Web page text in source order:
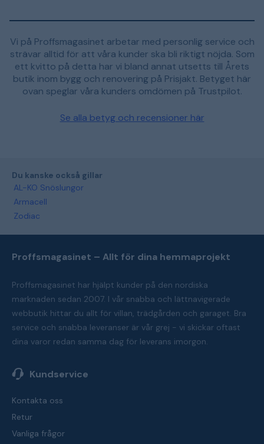
Vi på Proffsmagasinet arbetar med personlig service och
strävar alltid för att våra kunder ska bli riktigt nöjda. Som
ett kvitto på detta har vi bland annat utsetts till Årets
butik inom bygg och renovering på Prisjakt. Betyget här
ovan speglar våra kunders omdömen på Trustpilot.
Se alla betyg och recensioner här
Du kanske också gillar
AL-KO Snöslungor
Armacell
Zodiac
Proffsmagasinet – Allt för dina hemmaprojekt
Proffsmagasinet har hjälpt kunder på den nordiska
marknaden sedan 2007. I vår snabba och lättnavigerade
webbutik hittar du allt för villan, trädgården och garaget. Bra
service och snabba leveranser är vår grej - vi skickar oftast
dina varor redan samma dag för leverans imorgon.
Kundservice
Kontakta oss
Retur
Vanliga frågor